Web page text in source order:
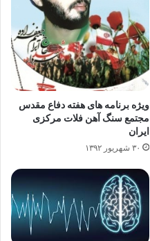
ویژه برنامه های هفته دفاع مقدس
مجتمع سنگ آهن فلات مرکزی
ایران
۳۰ شهریور ۱۳۹۲